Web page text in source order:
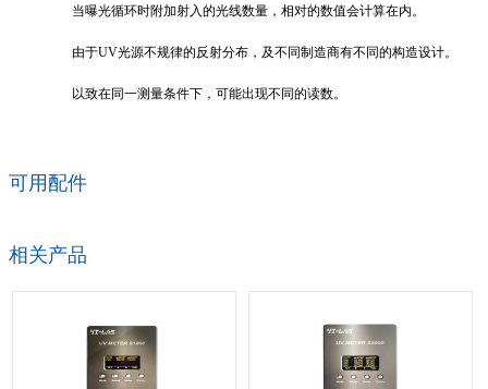
当曝光循环时附加射入的光线数量，相对的数值会计算在内。
由于UV光源不规律的反射分布，及不同制造商有不同的构造设计。
以致在同一测量条件下，可能出现不同的读数。
可用配件
相关产品